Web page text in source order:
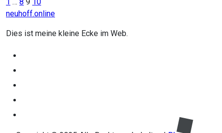
der
Beiträge
neuhoff.online
Dies ist meine kleine Ecke im Web.